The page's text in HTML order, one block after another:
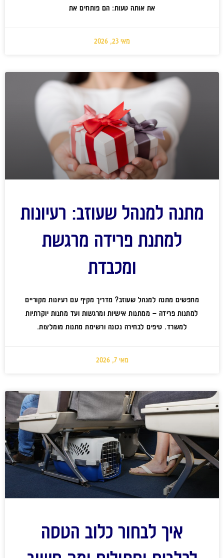
את אותה טעות: הם פותחים את
מאי 23, 2026
מתנה למנהל שעוזב: רעיונות
למתנת פרידה מרגשת
ומכבדת
מחפשים מתנה למנהל שעוזב? מדריך מקיף עם רעיונות מקוריים
למתנות פרידה – ממתנות אישיות ומרגשות ועד מתנות יוקרתיות
למשרד. טיפים לבחירה נכונה ורשימת מתנות מומלצות.
מאי 7, 2026
איך לבחור כלוב הטסה